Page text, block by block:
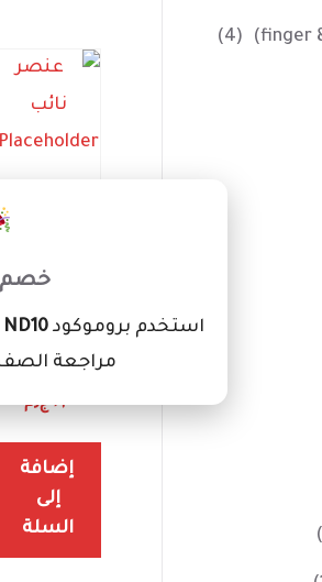
استيكة
احمر
١٠,٠٠ ج٫م
إضافة
إلى
السلة
(4)
استخدم بروموكود ND10
مراجعة الصف